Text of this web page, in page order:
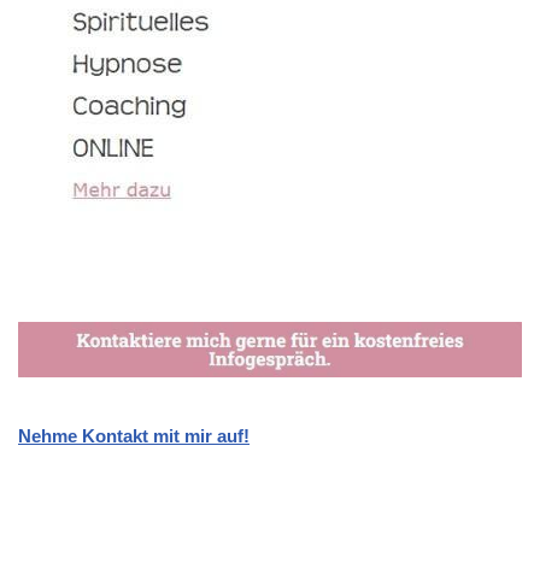
Nehme Kontakt mit mir auf!